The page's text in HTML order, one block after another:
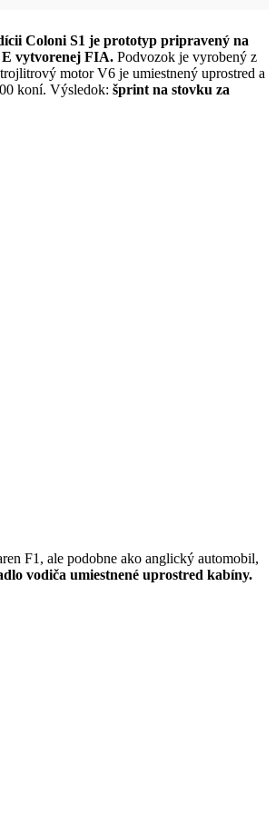
Coloni S1 je prototyp pripravený na
E vytvorenej FIA. Podvozok je vyrobený z
motor V6 je umiestnený uprostred a
koní. Výsledok: šprint na stovku za
F1, ale podobne ako anglický automobil,
vodiča umiestnené uprostred kabíny.